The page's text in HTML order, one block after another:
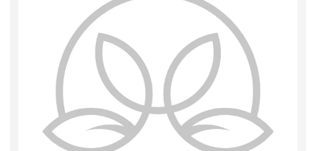
Игрушки мягкие
Изделия из металла